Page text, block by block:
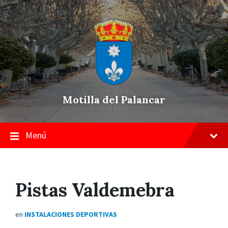
Skip
to
content
Saltar
a
la
navegación
principal
Saltar
a
pie
de
página
Motilla del Palancar
Menú
Pistas Valdemebra
en INSTALACIONES DEPORTIVAS